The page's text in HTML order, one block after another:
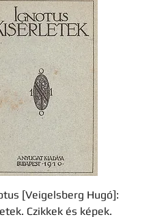
[Veigelsberg Hugó]:
Czikkek és képek.